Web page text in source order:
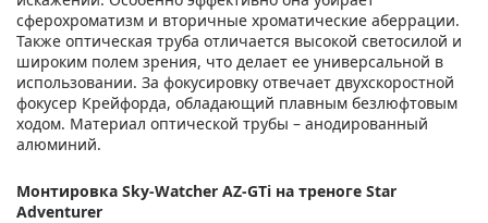
сферохроматизм и вторичные хроматические аберрации.
Также оптическая труба отличается высокой светосилой и
широким полем зрения, что делает ее универсальной в
использовании. За фокусировку отвечает двухскоростной
фокусер Крейфорда, обладающий плавным безлюфтовым
ходом. Материал оптической трубы – анодированный
алюминий.
Монтировка Sky-Watcher AZ-GTi на треноге Star
Adventurer